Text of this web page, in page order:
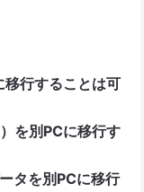
行することは可
を別PCに移行す
タを別PCに移行